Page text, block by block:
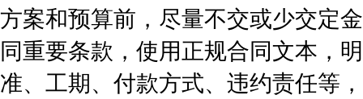
方案和预算前，尽量不交或少交定
同重要条款，使用正规合同文本，
准、工期、付款方式、违约责任等